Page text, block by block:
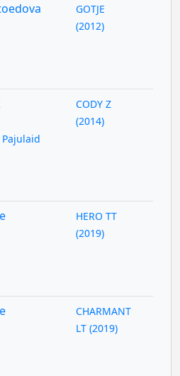
GOTJE
(2012)
CODY Z
(2014)
Pajulaid
HERO TT
(2019)
CHARMANT
LT (2019)